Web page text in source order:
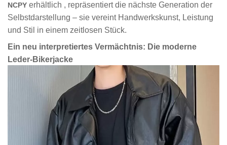
NCPY erhältlich , repräsentiert die nächste Generation der
Selbstdarstellung – sie vereint Handwerkskunst, Leistung
und Stil in einem zeitlosen Stück.
Ein neu interpretiertes Vermächtnis: Die moderne
Leder-Bikerjacke